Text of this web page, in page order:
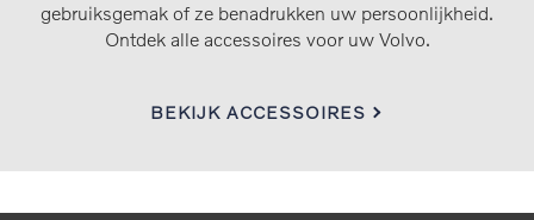
gebruiksgemak of ze benadrukken uw persoonlijkheid.
Ontdek alle accessoires voor uw Volvo.
BEKIJK ACCESSOIRES